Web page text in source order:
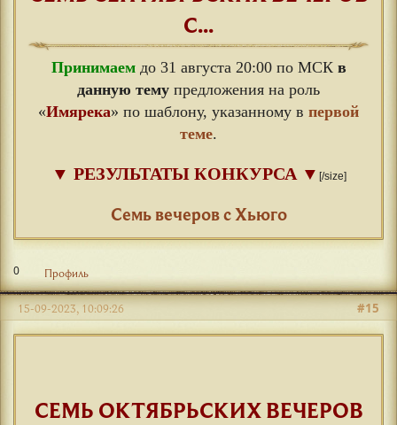
С...
Принимаемдо 31 августа 20:00 по МСК в
данную тему предложения на роль
«Имярека» по шаблону, указанному в первой
теме.
▼ РЕЗУЛЬТАТЫ КОНКУРСА ▼ [/size]
Семь вечеров с Хьюго
0 Профиль
#15
15-09-2023, 10:09:26
СЕМЬ ОКТЯБРЬСКИХ ВЕЧЕРОВ